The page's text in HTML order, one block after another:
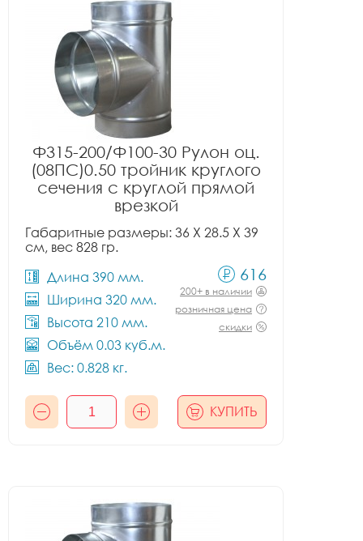
Ф315-200/Ф100-30 Рулон оц.
(08ПС)0.50 тройник круглого
сечения с круглой прямой
врезкой
Габаритные размеры: 36 X 28.5 X 39
см, вес 828 гр.
Длина 390 мм.
Ширина 320 мм.
Высота 210 мм.
Объём 0.03 куб.м.
Вес: 0.828 кг.
616
200+ в наличии
розничная цена
скидки
КУПИТЬ